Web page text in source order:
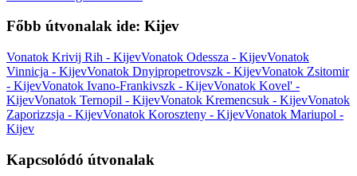
Főbb útvonalak ide: Kijev
Vonatok Krivij Rih - KijevVonatok Odessza - KijevVonatok
Vinnicja - KijevVonatok Dnyipropetrovszk - KijevVonatok Zsitomir
- KijevVonatok Ivano-Frankivszk - KijevVonatok Kovel' -
KijevVonatok Ternopil - KijevVonatok Kremencsuk - KijevVonatok
Zaporizzsja - KijevVonatok Koroszteny - KijevVonatok Mariupol -
Kijev
Kapcsolódó útvonalak